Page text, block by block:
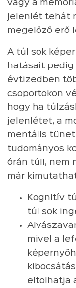
vagy a
jelenlét tehát
megelőző erő
A túl sok
hatásait pedig
évtizedben
csoportokon
hogy ha
jelenlétet, a
mentális
tudományos
órán túli, nem
már
Kognitív
túl sok
mivel a
eltolhatja